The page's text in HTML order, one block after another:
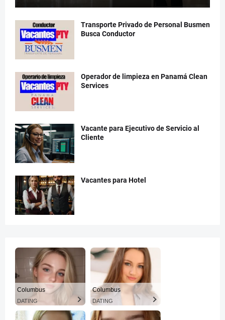
Transporte Privado de Personal Busmen
Busca Conductor
Operador de limpieza en Panamá Clean
Services
Vacante para Ejecutivo de Servicio al
Cliente
Vacantes para Hotel
Columbus
DATING
Columbus
DATING